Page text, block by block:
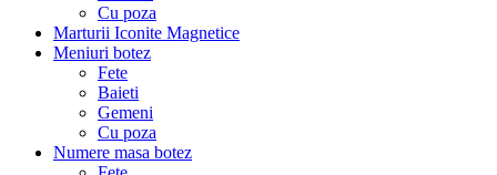
Cu poza
Marturii Iconite Magnetice
Meniuri botez
Fete
Baieti
Gemeni
Cu poza
Numere masa botez